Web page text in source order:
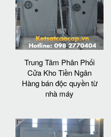
Trung Tâm Phân Phối
Cửa Kho Tiền Ngân
Hàng bán độc quyền từ
nhà máy